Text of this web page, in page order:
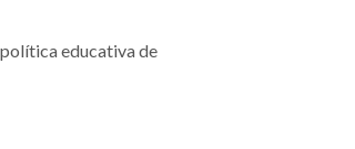
educativa de